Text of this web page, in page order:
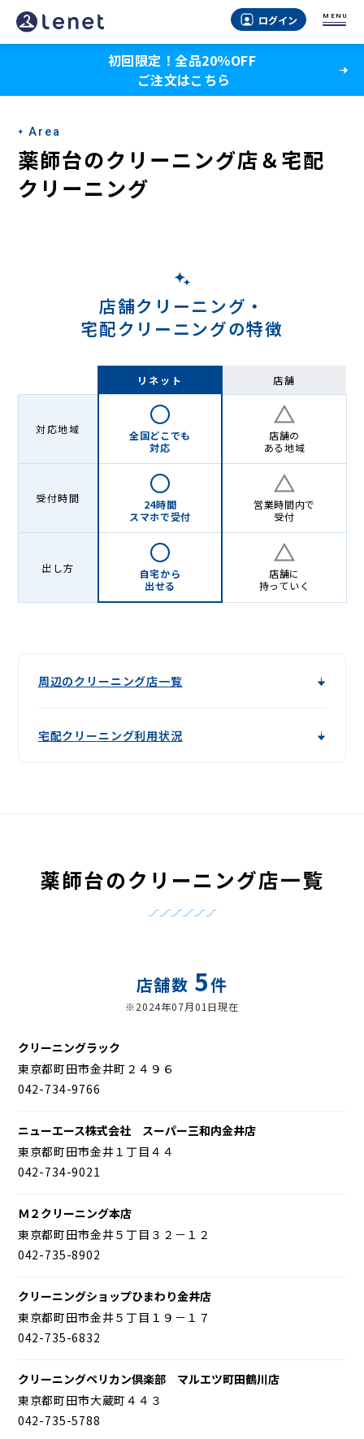
薬
師
の
宅
配
ク
Lenet〈リ
ログイン MENU
初回限定！全品20％OFF
ご注文はこちら
Area
薬師台のクリーニング店＆宅配
クリーニング
店舗クリーニング・
宅配クリーニングの特徴
リネット 店舗
対応地域
全国どこでも
対応
店舗の
ある地域
受付時間
24時間
スマホで受付
営業時間内で
受付
出し方
自宅から
出せる
店舗に
持っていく
周辺のクリーニング店一覧
宅配クリーニング利用状況
薬師台のクリーニング店一覧
店舗数 5件
※2024年07月01日現在
クリーニングラック
東京都町田市金井町２４９６
042-734-9766
ニューエース株式会社 スーパー三和内金井店
東京都町田市金井１丁目４４
042-734-9021
Ｍ２クリーニング本店
東京都町田市金井５丁目３２－１２
042-735-8902
クリーニングショップひまわり金井店
東京都町田市金井５丁目１９－１７
042-735-6832
クリーニングペリカン倶楽部 マルエツ町田鶴川店
東京都町田市大蔵町４４３
042-735-5788